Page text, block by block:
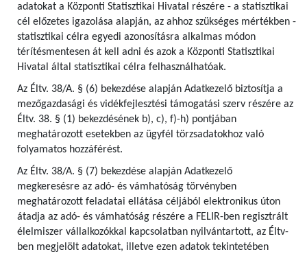
adatokat a Központi Statisztikai Hivatal részére - a statisztikai
cél előzetes igazolása alapján, az ahhoz szükséges mértékben -
statisztikai célra egyedi azonosításra alkalmas módon
térítésmentesen át kell adni és azok a Központi Statisztikai
Hivatal által statisztikai célra felhasználhatóak.
Az Éltv. 38/A. § (6) bekezdése alapján Adatkezelő biztosítja a
mezőgazdasági és vidékfejlesztési támogatási szerv részére az
Éltv. 38. § (1) bekezdésének b), c), f)-h) pontjában
meghatározott esetekben az ügyfél törzsadatokhoz való
folyamatos hozzáférést.
Az Éltv. 38/A. § (7) bekezdése alapján Adatkezelő
megkeresésre az adó- és vámhatóság törvényben
meghatározott feladatai ellátása céljából elektronikus úton
átadja az adó- és vámhatóság részére a FELIR-ben regisztrált
élelmiszer vállalkozókkal kapcsolatban nyilvántartott, az Éltv-
ben megjelölt adatokat, illetve ezen adatok tekintetében